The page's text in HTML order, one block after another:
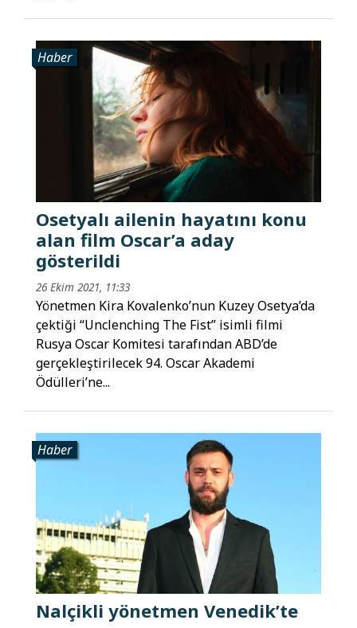
Haber
Osetyalı ailenin hayatını konu
alan film Oscar’a aday
gösterildi
26 Ekim 2021, 11:33
Yönetmen Kira Kovalenko’nun Kuzey Osetya’da
çektiği “Unclenching The Fist” isimli filmi
Rusya Oscar Komitesi tarafından ABD’de
gerçekleştirilecek 94. Oscar Akademi
Ödülleri’ne...
Haber
Nalçikli yönetmen Venedik’te